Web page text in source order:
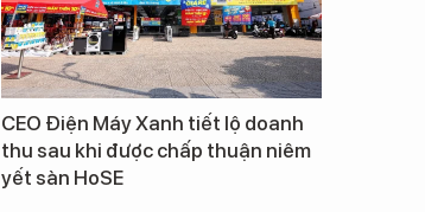
CEO Điện Máy Xanh tiết lộ doanh
thu sau khi được chấp thuận niêm
yết sàn HoSE